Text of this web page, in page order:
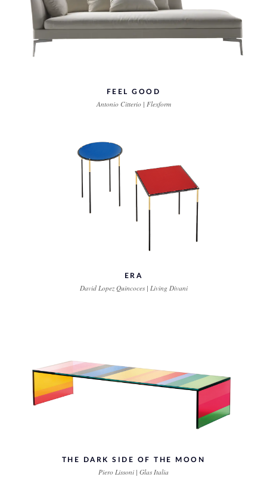
FEEL GOOD
Antonio Citterio | Flexform
ERA
David Lopez Quincoces | Living Divani
THE DARK SIDE OF THE MOON
Piero Lissoni | Glas Italia